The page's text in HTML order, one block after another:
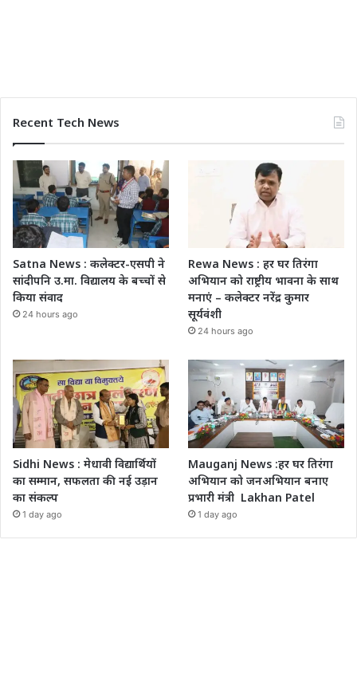
Recent Tech News
Satna News : कलेक्टर-एसपी ने
सांदीपनि उ.मा. विद्यालय के बच्चों से
किया संवाद
24 hours ago
Rewa News : हर घर तिरंगा
अभियान को राष्ट्रीय भावना के साथ
मनाएं – कलेक्टर नरेंद्र कुमार
सूर्यवंशी
24 hours ago
Sidhi News : मेधावी विद्यार्थियों
का सम्मान, सफलता की नई उड़ान
का संकल्प
1 day ago
Mauganj News :हर घर तिरंगा
अभियान को जनअभियान बनाए
प्रभारी मंत्री Lakhan Patel
1 day ago